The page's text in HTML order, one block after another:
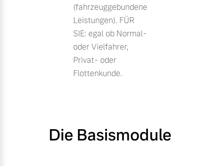
(fahrzeuggebundene
Leistungen). FÜR
SIE: egal ob Normal-
oder Vielfahrer,
Privat- oder
Flottenkunde.
Die Basismodule